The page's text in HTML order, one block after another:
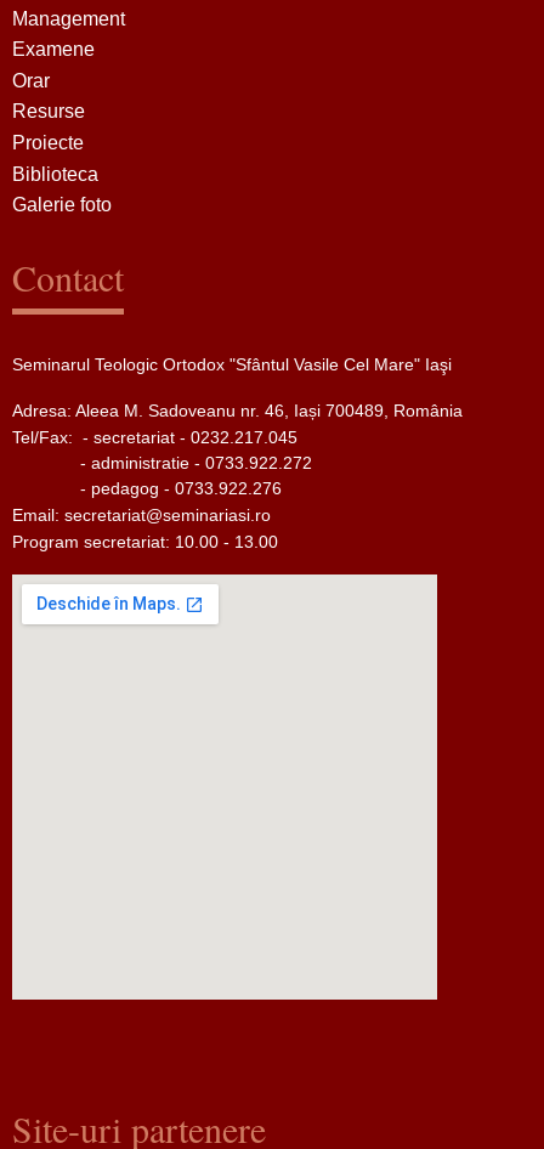
Management
Examene
Orar
Resurse
Proiecte
Biblioteca
Galerie foto
Contact
Seminarul Teologic Ortodox "Sfântul Vasile Cel Mare" Iaşi
Adresa: Aleea M. Sadoveanu nr. 46, Iași 700489, România
Tel/Fax: - secretariat - 0232.217.045
- administratie - 0733.922.272
- pedagog - 0733.922.276
Email: secretariat@seminariasi.ro
Program secretariat: 10.00 - 13.00
Site-uri partenere